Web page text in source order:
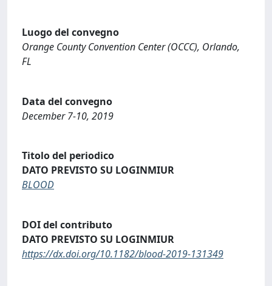
Luogo del convegno
Orange County Convention Center (OCCC), Orlando,
FL
Data del convegno
December 7-10, 2019
Titolo del periodico
DATO PREVISTO SU LOGINMIUR
BLOOD
DOI del contributo
DATO PREVISTO SU LOGINMIUR
https://dx.doi.org/10.1182/blood-2019-131349